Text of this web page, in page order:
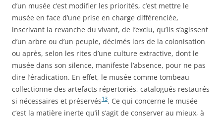
d’un musée c’est modifier les priorités, c’est mettre le
musée en face d’une prise en charge différenciée,
inscrivant la revanche du vivant, de l’exclu, qu’ils s’agissent
d’un arbre ou d’un peuple, décimés lors de la colonisation
ou après, selon les rites d’une culture extractive, dont le
musée dans son silence, manifeste l’absence, pour ne pas
dire l’éradication. En effet, le musée comme tombeau
collectionne des artefacts répertoriés, catalogués restaurés
si nécessaires et préservés13. Ce qui concerne le musée
c’est la matière inerte qu’il s’agit de conserver au mieux, à